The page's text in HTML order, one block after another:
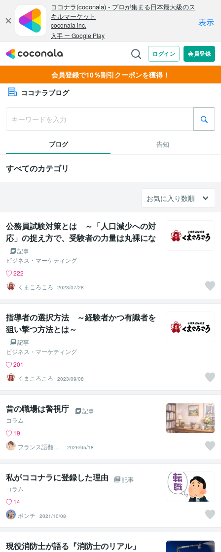
会員登録で10％割引クーポンを獲得！
ココナラブログ
ブログ 告知
すべてのカテゴリ
公務員試験対策とは ～「人口減少への対
応」の捉え方で、受験者の力量は丸裸にな
る～記事
ビジネス・マーケティング
222
くまころころ
2023/07/28
指導者の選択方法 ～経験者かつ有識者を
狙い撃つ方法とは～
記事
ビジネス・マーケティング
201
くまころころ
2023/09/08
昔の職場は警視庁
記事
コラム
19
フランス語翻訳
者 遠藤ゆかり
2026/05/18
私がココナラに登録した理由
記事
コラム
14
ボンチ
2021/10/08
現役消防士が語る『消防士のリアル」